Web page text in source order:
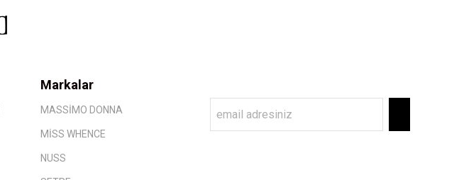
Markalar
MASSİMO DONNA
MİSS WHENCE
NUSS